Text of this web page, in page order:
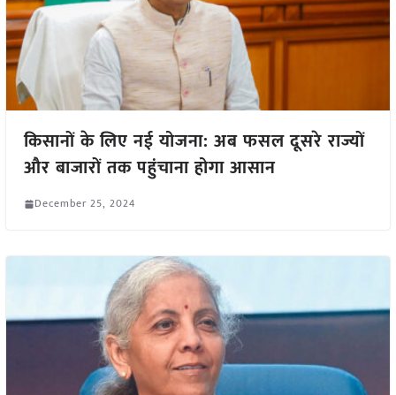
किसानों के लिए नई योजना: अब फसल दूसरे राज्यों
और बाजारों तक पहुंचाना होगा आसान
December 25, 2024